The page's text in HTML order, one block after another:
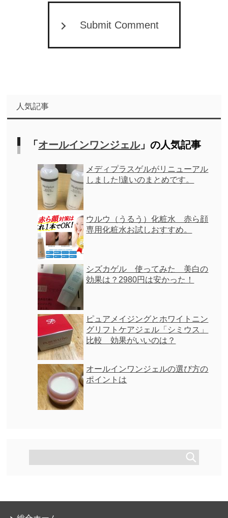
Submit Comment
人気記事
「 オールインワンジェル」の人気記事
メディプラスゲルがリニューアル
しました!違いのまとめです。
ウルウ（うるう）化粧水 赤ら顔
専用化粧水お試しおすすめ。
シズカゲル 使ってみた 美白の
効果は？2980円は安かった！
ピュアメイジングとホワイトニン
グリフトケアジェル「シミウス」
比較 効果がいいのは？
オールインワンジェルの選び方の
ポイントは